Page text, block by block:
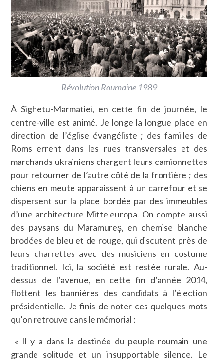
Révolution Roumaine 1989
À Sighetu-Marmatiei, en cette fin de journée, le
centre-ville est animé. Je longe la longue place en
direction de l’église évangéliste ; des familles de
Roms errent dans les rues transversales et des
marchands ukrainiens chargent leurs camionnettes
pour retourner de l’autre côté de la frontière ; des
chiens en meute apparaissent à un carrefour et se
dispersent sur la place bordée par des immeubles
d’une architecture Mitteleuropa. On compte aussi
des paysans du Maramureș, en chemise blanche
brodées de bleu et de rouge, qui discutent près de
leurs charrettes avec des musiciens en costume
traditionnel. Ici, la société est restée rurale. Au-
dessus de l’avenue, en cette fin d’année 2014,
flottent les bannières des candidats à l’élection
présidentielle. Je finis de noter ces quelques mots
qu’on retrouve dans le mémorial :
« Il y a dans la destinée du peuple roumain une
grande solitude et un insupportable silence. Le